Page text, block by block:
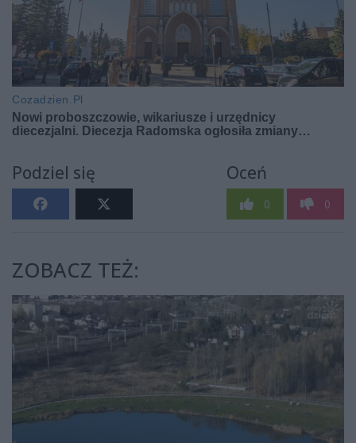
Podziel się Oceń
0 0
ZOBACZ TEŻ: